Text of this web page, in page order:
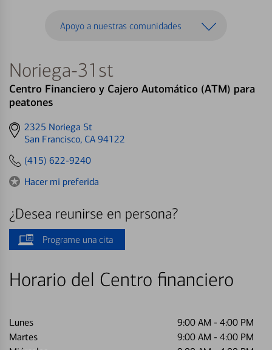
Apoyo a nuestras comunidades
Noriega-31st
Centro Financiero y Cajero Automático (ATM) para
peatones
Get
directions
2325 Noriega St
San Francisco, CA 94122
(415) 622-9240
Hacer mi preferida
¿Desea reunirse en persona?
Programe una cita
Horario del Centro financiero
Lunes 9:00 AM - 4:00 PM
Martes
9:00 AM - 4:00 PM